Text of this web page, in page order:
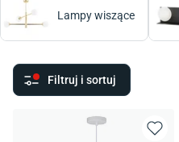
Lampy wiszące
Filtruj i sortuj